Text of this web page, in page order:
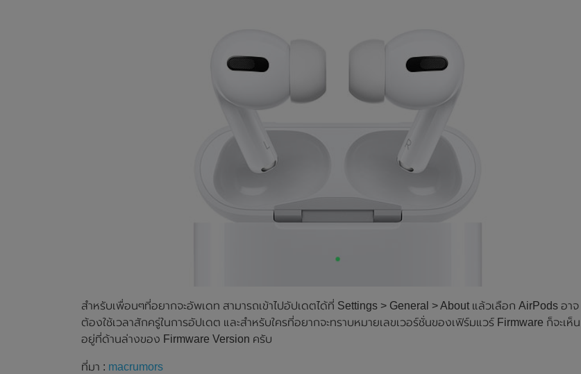
สำหรับเพื่อนๆที่อยากจะอัพเดท สามารถเข้าไปอัปเดตได้ที่ Settings > General > About แล้วเลือก AirPods อาจ
ต้องใช้เวลาสักครู่ในการอัปเดต และสำหรับใครที่อยากจะทราบหมายเลขเวอร์ชั่นของเฟิร์มแวร์ Firmware ก็จะเห็น
อยู่ที่ด้านล่างของ Firmware Version ครับ
ที่มา : macrumors